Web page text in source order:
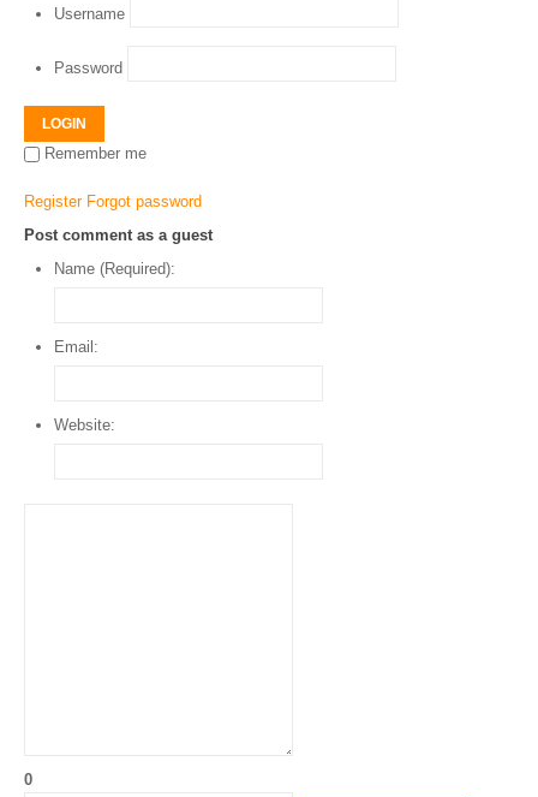
Username
Password
LOGIN
Remember me
Register Forgot password
Post comment as a guest
Name (Required):
Email:
Website:
0